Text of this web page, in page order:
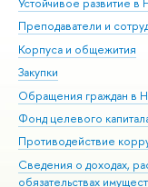
Устойчивое развитие
Преподаватели и
Корпуса и общежития
Закупки
Обращения граждан в
Фонд целевого
Противодействие
Сведения о доходах,
обязательствах